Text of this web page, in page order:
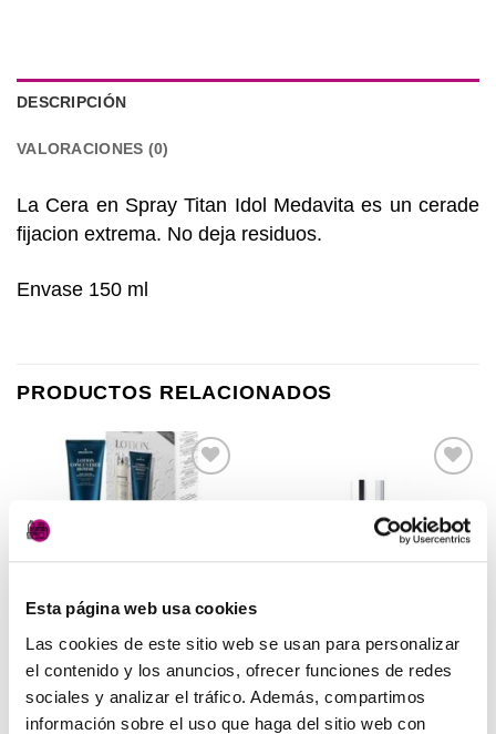
Esta página web usa cookies
Las cookies de este sitio web se usan para personalizar
el contenido y los anuncios, ofrecer funciones de redes
sociales y analizar el tráfico. Además, compartimos
información sobre el uso que haga del sitio web con
DESCRIPCIÓN
VALORACIONES (0)
La Cera en Spray Titan Idol Medavita es un cerade
fijacion extrema. No deja residuos.
Envase 150 ml
PRODUCTOS RELACIONADOS
Añadir
CUIDADO CABALLERO
Kit Anticaída para hombre
Lotion Concentrée
lista de
deseos
SIN EXISTENCIAS
CUIDADO CABALLERO
Shoother Aceite de Barba
Medavita